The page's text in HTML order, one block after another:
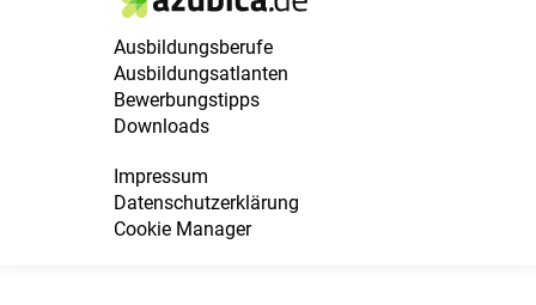
Ausbildungsberufe
Ausbildungsatlanten
Bewerbungstipps
Downloads
Impressum
Datenschutzerklärung
Cookie Manager